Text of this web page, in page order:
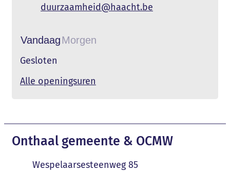
E-mailduurzaamheid@haacht.be
VandaagMorgen
Gesloten
Alle openingsuren
Contact & openingsuren
Onthaal gemeente & OCMW
AdresWespelaarsesteenweg 85